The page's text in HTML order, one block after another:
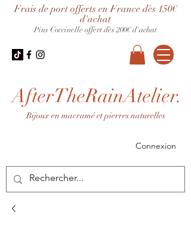
AfterTheRainAtelier.
Bijoux en macramé et pierres naturelles
Connexion
Frais de port offerts en France dès 150€
d'achat
Pins Coccinelle offert dès 200€ d'achat